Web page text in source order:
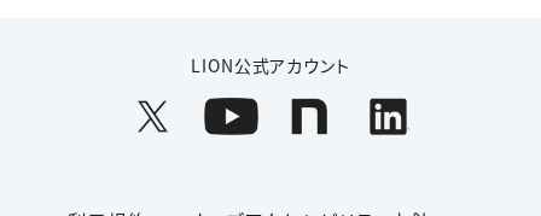
LION公式アカウント